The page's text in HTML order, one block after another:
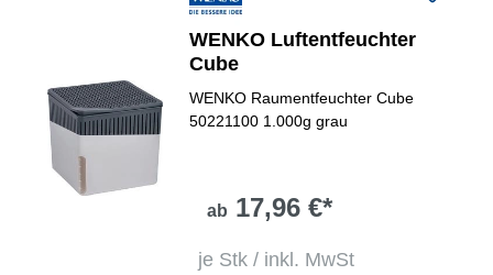
WENKO Luftentfeuchter
Cube
WENKO Raumentfeuchter Cube
50221100 1.000g grau
ab 17,96 €*
je Stk / inkl. MwSt